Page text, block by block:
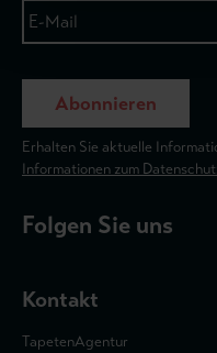
Abonnieren
Erhalten Sie aktuelle
Informationen zum
Folgen Sie uns
Kontakt
TapetenAgentur